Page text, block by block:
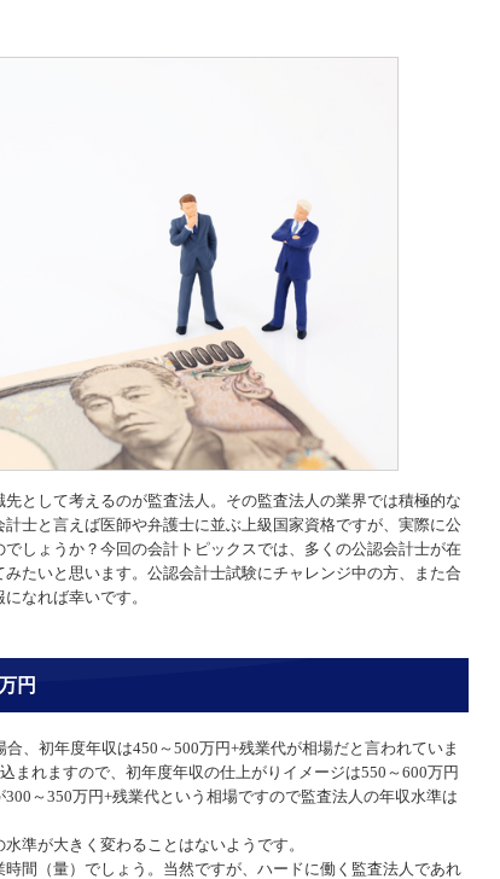
として考えるのが監査法人。その監査法人の業界では積極的な
士と言えば医師や弁護士に並ぶ上級国家資格ですが、実際に公
しょうか？今回の会計トピックスでは、多くの公認会計士が在
たいと思います。公認会計士試験にチャレンジ中の方、また合
なれば幸いです。
円
、初年度年収は450～500万円+残業代が相場だと言われていま
まれますので、初年度年収の仕上がりイメージは550～600万円
～350万円+残業代という相場ですので監査法人の年収水準は
準が大きく変わることはないようです。
間（量）でしょう。当然ですが、ハードに働く監査法人であれ